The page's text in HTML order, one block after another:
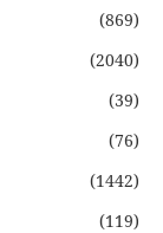
(869)
(2040)
(39)
(76)
(1442)
(119)